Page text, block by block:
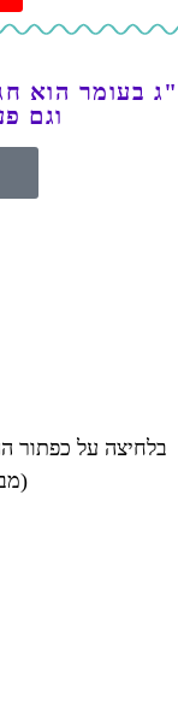
בעומר הוא
וגם
בלחיצה על כפתור